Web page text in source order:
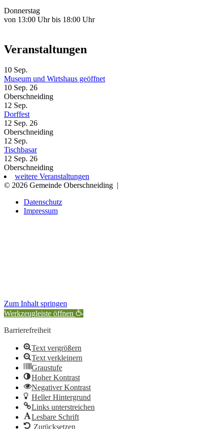
Donnerstag
von 13:00 Uhr bis 18:00 Uhr
Veranstaltungen
10 Sep.
Museum und Wirtshaus geöffnet
10 Sep. 26
Oberschneiding
12 Sep.
Dorffest
12 Sep. 26
Oberschneiding
12 Sep.
Tischbasar
12 Sep. 26
Oberschneiding
weitere Veranstaltungen
© 2026 Gemeinde Oberschneiding |
Datenschutz
Impressum
Zum Inhalt springen
Werkzeugleiste öffnen
Barrierefreiheit
Text vergrößern
Text verkleinern
Graustufe
Hoher Kontrast
Negativer Kontrast
Heller Hintergrund
Links unterstreichen
Lesbare Schrift
Zurücksetzen